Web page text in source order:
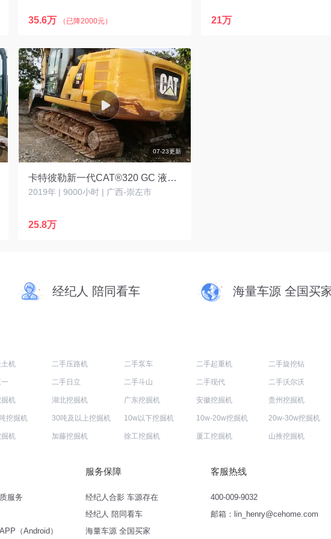
35.6万 （已降2000元） 21万
07-23更新
卡特彼勒新一代CAT®320 GC 液压挖掘机
2019年 | 9000小时 | 广西-崇左市
25.8万
经纪人 陪同看车 海量车源 全国买
机 二手压路机 二手泵车 二手起重机 二手旋挖钻
二手日立 二手斗山 二手现代 二手沃尔沃
机 湖北挖掘机 广东挖掘机 安徽挖掘机 贵州挖掘机
挖掘机 30吨及以上挖掘机 10w以下挖掘机 10w-20w挖掘机 20w-30w挖掘机
机 加藤挖掘机 徐工挖掘机 厦工挖掘机 山推挖掘机
服务
（Android）
服务保障
经纪人合影 车源存在
经纪人 陪同看车
海量车源 全国买家
客服热线
400-009-9032
邮箱：lin_henry@cehome.com